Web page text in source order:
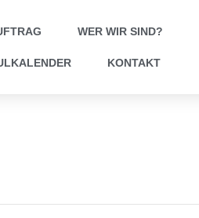
WER WIR SIND?
KONTAKT